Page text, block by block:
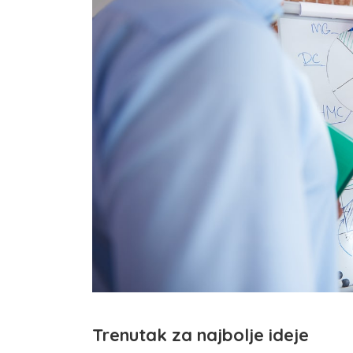
Trenutak za najbolje ideje